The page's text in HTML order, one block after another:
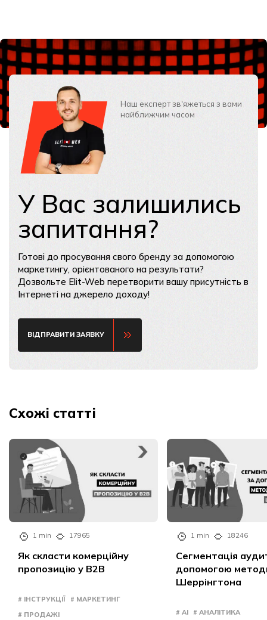
Наш експерт зв'яжеться з вами
найближчим часом
У Вас залишились
запитання?
Готові до просування свого бренду за допомогою
маркетингу, орієнтованого на результати?
Дозвольте Elit-Web перетворити вашу присутність в
Інтернеті на джерело доходу!
ВІДПРАВИТИ ЗАЯВКУ
Схожі статті
1 min 17965
Як скласти комерційну
пропозицію у B2B
# ІНСТРУКЦІЇ
# МАРКЕТИНГ
# ПРОДАЖІ
1 min 18246
Сегментація
допомогою
Шеррінгтона
# AI # АНАЛІТИКА